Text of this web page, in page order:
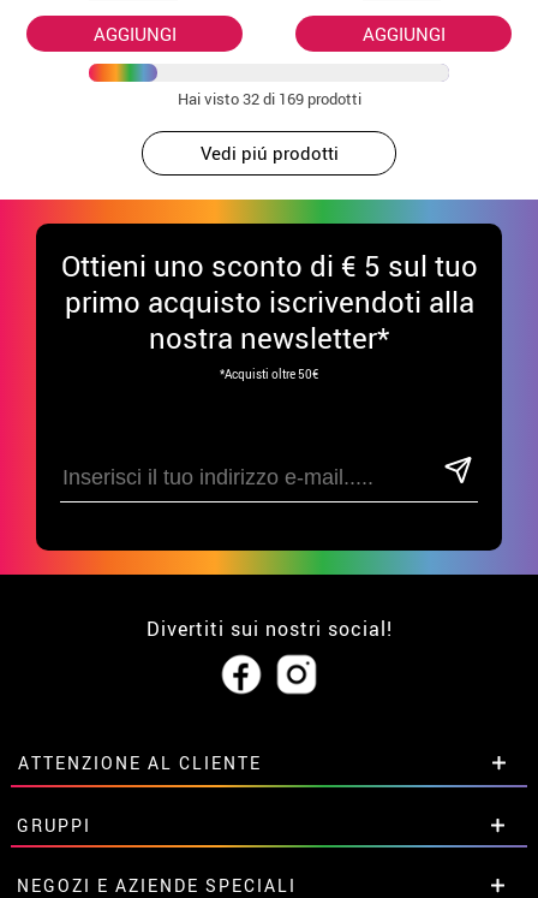
AGGIUNGI AGGIUNGI
Hai visto32di 169 prodotti
Vedi piú prodotti
Ottieni uno sconto di € 5 sul tuo
primo acquisto iscrivendoti alla
nostra newsletter*
*Acquisti oltre 50€
Divertiti sui nostri social!
ATTENZIONE AL CLIENTE
• Su di noi
• Condizioni di vendita
• Avviso legale privacy
GRUPPI
Sconti speciali per gruppi.
NEGOZI E AZIENDE SPECIALI